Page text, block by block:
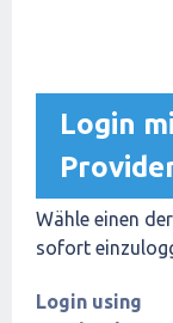
Login
Wähle einen
sofort
Login using